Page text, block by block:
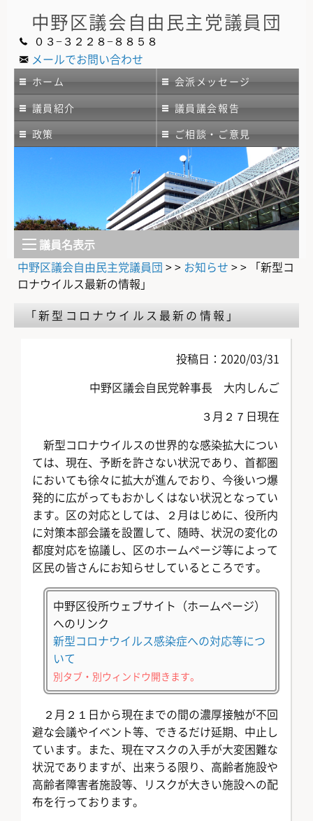
中野区議会自由民主党議員団
０３−３２２８−８８５８
メールでお問い合わせ
ホーム
会派メッセージ
議員紹介
議員議会報告
政策
ご相談・ご意見
議員名表示
中野区議会自由民主党議員団 > > お知らせ > > 「新型コ
ロナウイルス最新の情報」
「新型コロナウイルス最新の情報」
投稿日：2020/03/31
中野区議会自民党幹事長 大内しんご
３月２７日現在
新型コロナウイルスの世界的な感染拡大につい
ては、現在、予断を許さない状況であり、首都圏
においても徐々に拡大が進んでおり、今後いつ爆
発的に広がってもおかしくはない状況となってい
ます。区の対応としては、２月はじめに、役所内
に対策本部会議を設置して、随時、状況の変化の
都度対応を協議し、区のホームページ等によって
区民の皆さんにお知らせしているところです。
中野区役所ウェブサイト（ホームページ）
へのリンク
新型コロナウイルス感染症への対応等につ
いて
別タブ・別ウィンドウ開きます。
２月２１日から現在までの間の濃厚接触が不回
避な会議やイベント等、できるだけ延期、中止し
ています。また、現在マスクの入手が大変困難な
状況でありますが、出来うる限り、高齢者施設や
高齢者障害者施設等、リスクが大きい施設への配
布を行っております。